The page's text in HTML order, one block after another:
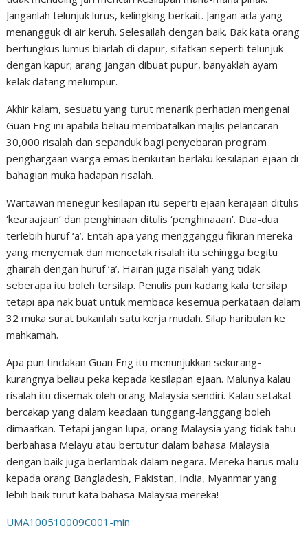
Janganlah telunjuk lurus, kelingking berkait. Jangan ada yang
menangguk di air keruh. Selesailah dengan baik. Bak kata orang
bertungkus lumus biarlah di dapur, sifatkan seperti telunjuk
dengan kapur; arang jangan dibuat pupur, banyaklah ayam
kelak datang melumpur.
Akhir kalam, sesuatu yang turut menarik perhatian mengenai
Guan Eng ini apabila beliau membatalkan majlis pelancaran
30,000 risalah dan sepanduk bagi penyebaran program
penghargaan warga emas berikutan berlaku kesilapan ejaan di
bahagian muka hadapan risalah.
Wartawan menegur kesilapan itu seperti ejaan kerajaan ditulis
‘kearaajaan’ dan penghinaan ditulis ‘penghinaaan’. Dua-dua
terlebih huruf ‘a’. Entah apa yang mengganggu fikiran mereka
yang menyemak dan mencetak risalah itu sehingga begitu
ghairah dengan huruf ‘a’. Hairan juga risalah yang tidak
seberapa itu boleh tersilap. Penulis pun kadang kala tersilap
tetapi apa nak buat untuk membaca kesemua perkataan dalam
32 muka surat bukanlah satu kerja mudah. Silap haribulan ke
mahkamah.
Apa pun tindakan Guan Eng itu menunjukkan sekurang-
kurangnya beliau peka kepada kesilapan ejaan. Malunya kalau
risalah itu disemak oleh orang Malaysia sendiri. Kalau setakat
bercakap yang dalam keadaan tunggang-langgang boleh
dimaafkan. Tetapi jangan lupa, orang Malaysia yang tidak tahu
berbahasa Melayu atau bertutur dalam bahasa Malaysia
dengan baik juga berlambak dalam negara. Mereka harus malu
kepada orang Bangladesh, Pakistan, India, Myanmar yang
lebih baik turut kata bahasa Malaysia mereka!
UMA100510009C001-min